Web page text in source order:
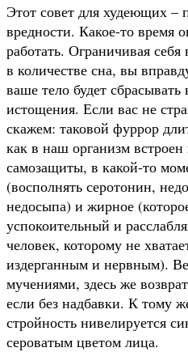
Этот совет для худеющих –
вредности. Какое-то время
работать. Ограничивая
в количестве сна, вы
ваше тело будет
истощения. Если вас не
скажем: таковой фуррор
как в наш организм
самозащиты, в какой-то
(восполнять серотонин,
недосыпа) и жирное
успокоительный и
человек, которому не
издерганным и нервным).
мучениями, здесь же
если без надбавки. К тому
стройность нивелируется
сероватым цветом лица.